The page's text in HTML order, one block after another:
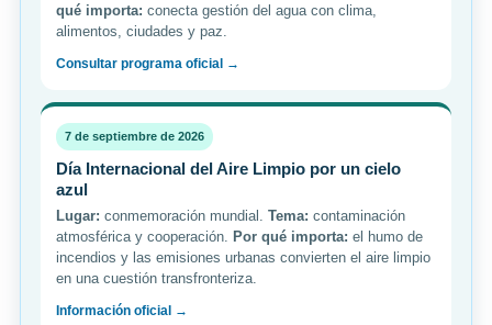
qué importa: conecta gestión del agua con clima,
alimentos, ciudades y paz.
Consultar programa oficial →
7 de septiembre de 2026
Día Internacional del Aire Limpio por un cielo
azul
Lugar: conmemoración mundial. Tema: contaminación
atmosférica y cooperación. Por qué importa: el humo de
incendios y las emisiones urbanas convierten el aire limpio
en una cuestión transfronteriza.
Información oficial →